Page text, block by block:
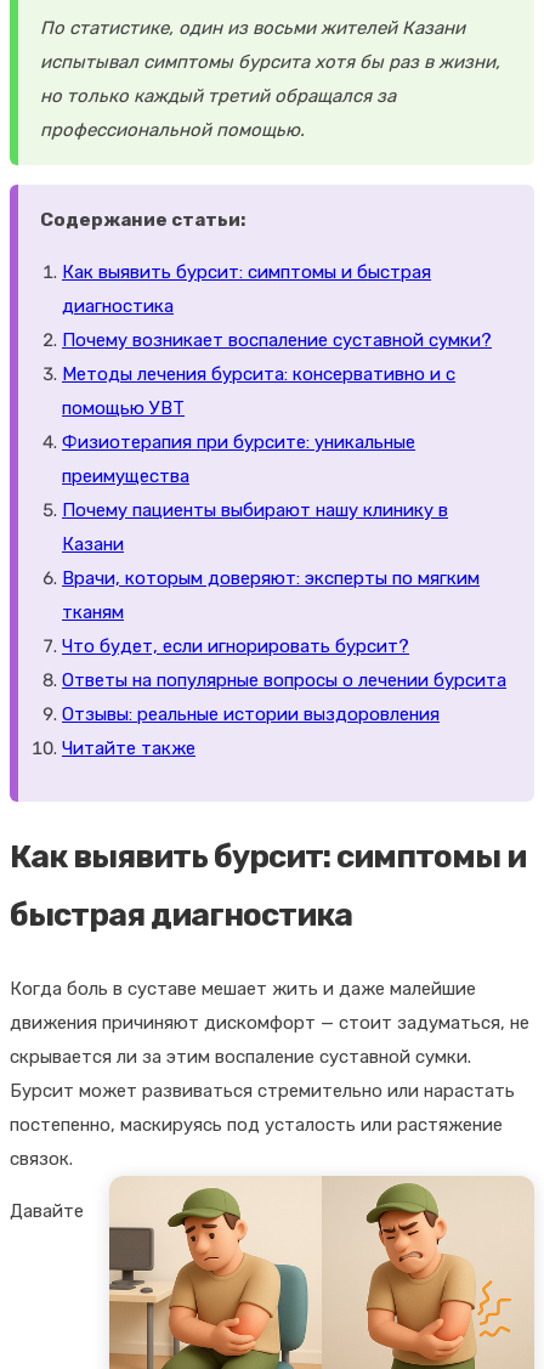
По статистике, один из восьми жителей Казани
испытывал симптомы бурсита хотя бы раз в жизни,
но только каждый третий обращался за
профессиональной помощью.
Содержание статьи:
Как выявить бурсит: симптомы и быстрая
диагностика
Почему возникает воспаление суставной сумки?
Методы лечения бурсита: консервативно и с
помощью УВТ
Физиотерапия при бурсите: уникальные
преимущества
Почему пациенты выбирают нашу клинику в
Казани
Врачи, которым доверяют: эксперты по мягким
тканям
Что будет, если игнорировать бурсит?
Ответы на популярные вопросы о лечении бурсита
Отзывы: реальные истории выздоровления
Читайте также
Как выявить бурсит: симптомы и
быстрая диагностика
Когда боль в суставе мешает жить и даже малейшие
движения причиняют дискомфорт — стоит задуматься, не
скрывается ли за этим воспаление суставной сумки.
Бурсит может развиваться стремительно или нарастать
постепенно, маскируясь под усталость или растяжение
связок.
Давайте